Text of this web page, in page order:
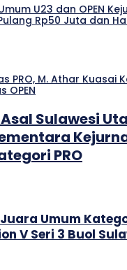
U23 dan OPEN
Rp50 Juta dan
PRO, M. Athar Kuasai
OPEN
Sulawesi
PRO
Umum
V Seri 3 Buol